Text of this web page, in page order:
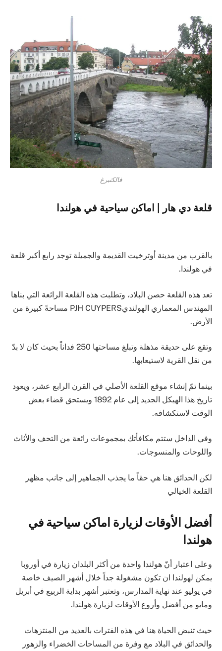
فالكنبرغ
قلعة دي هار | اماكن سياحية في هولندا
بالقرب من مدينة أوترخيت القديمة والجميلة توجد رابع أكبر قلعة
في هولندا.
تعد هذه القلعة حصن البلاد، وتطلبت هذه القلعة الرائعة التي بناها
المهندس المعماري الهولنديPJH CUYPERS مساحةً كبيرة من
الأرض.
وتقع على حديقة مذهلة وتبلغ مساحتها 250 فداناً بحيث كان لا بدّ
من نقل القرية لاستيعابها.
بينما تمّ إنشاء موقع القلعة الأصلي في القرن الرابع عشر، ويعود
تاريخ هذا الهيكل الجديد إلى عام 1892 ويستحق قضاء بعض
الوقت لاستكشافه.
وفي الداخل ستتم مكافأتك بمجموعات رائعة من التحف والأثاث
واللوحات والمنسوجات.
لكن الحدائق هنا هي حقاً ما يجذب الجماهير إلى جانب مظهر
القلعة الخيالي
أفضل الأوقات لزيارة اماكن سياحية في
هولندا
وعلى اعتبار أنّ هولندا واحدة من أكثر البلدان زيارة في أوروبا
يمكن لهولندا ان تكون مشغولة جداً خلال أشهر الصيف خاصة
في يوليو عند نهاية المدارس، وتعتبر أشهر بداية الربيع في أبريل
ومايو من أفضل وأروع الأوقات لزيارة هولندا.
حيث تنبض الحياة هنا في هذه الفترات بالعديد من المنتزهات
والحدائق في البلاد مع وفرة من المساحات الخضراء والزهور